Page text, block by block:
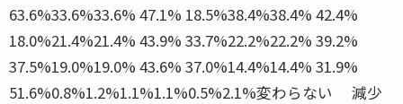
63.6%33.6%33.6% 47.1% 18.5%38.4%38.4% 42.4%
18.0%21.4%21.4% 43.9% 33.7%22.2%22.2% 39.2%
37.5%19.0%19.0% 43.6% 37.0%14.4%14.4% 31.9%
51.6%0.8%1.2%1.1%1.1%0.5%2.1%変わらない 減少